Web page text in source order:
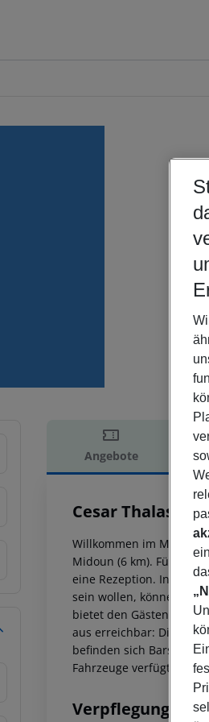
Angebote
Cesar Thalasso
4
Willkommen im Miramar
Midoun (6 km). Für
eine Rezeption. In dem
sein wollen, können
bietet den Gästen
aus erreichbar: Disco
befinden sich Bars/
Fahrzeuge verfügt das
Verpflegung